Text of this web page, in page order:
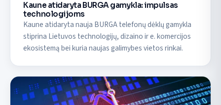
Kaune atidaryta BURGA gamykla: impulsas
technologijoms
Kaune atidaryta nauja BURGA telefonų dėklų gamykla
stiprina Lietuvos technologijų, dizaino ir e. komercijos
ekosistemą bei kuria naujas galimybes vietos rinkai.